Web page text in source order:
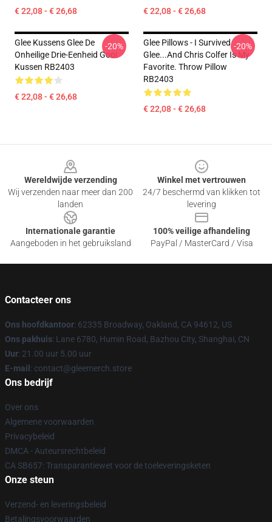
€ 22,08 - € 26,68 € 22,08 - € 26,68
Glee Kussens Glee De
Onheilige Drie-Eenheid Gooi
Kussen RB2403
€ 22,08 - € 26,68
-20%
Glee Pillows - I Survived
Glee...and Chris Colfer Is My
Favorite. Throw Pillow
RB2403
€ 22,08 - € 26,68
-20%
Wereldwijde verzending
Wij verzenden naar meer dan 200
landen
Winkel met vertrouwen
24/7 beschermd van klikken tot
levering
Internationale garantie
Aangeboden in het gebruiksland
100% veilige afhandeling
PayPal / MasterCard / Visa
Contacteer ons
Ons hoofdkantoor: 62335 Broadway, Oakland, CA 94612, US
Ons pakhuis: Lane 6780, Humin Road, Bazhou City, Shanghai, CN
Uur: 21.00 uur 5.00 uur
E-mail : contact@gleemerch.store
Ons bedrijf
Over ons
Algemene voorwaarden
Privacybeleid
DMCA - Auteursrechtbeleid
CA SB657: Transparantiewet voor de toeleveringsketen
Onze steun
Verzend- en leveringsbeleid
Betalingsvoorwaarden